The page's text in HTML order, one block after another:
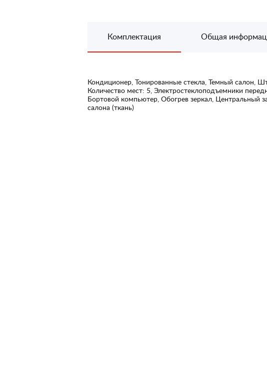
Комплектация Общая
Кондиционер, Тонированные стекла, Темный салон,
Количество мест: 5, Электростеклоподъемники
Бортовой компьютер, Обогрев зеркал, Центральный
салона (ткань)